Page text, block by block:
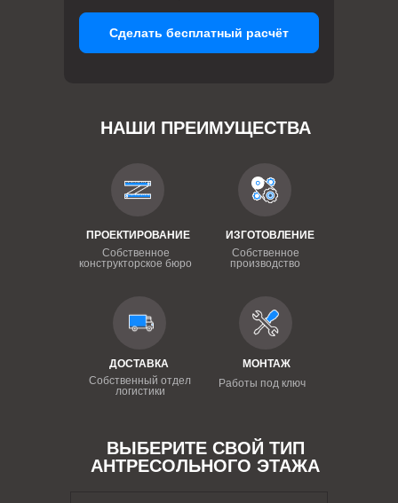
НАШИ ПРЕИМУЩЕСТВА
ПРОЕКТИРОВАНИЕ
Собственное
конструкторское бюро
ИЗГОТОВЛЕНИЕ
Собственное
производство
ДОСТАВКА
Собственный отдел
логистики
МОНТАЖ
Работы под ключ
Сделать бесплатный расчёт
ВЫБЕРИТЕ СВОЙ ТИП
АНТРЕСОЛЬНОГО ЭТАЖА